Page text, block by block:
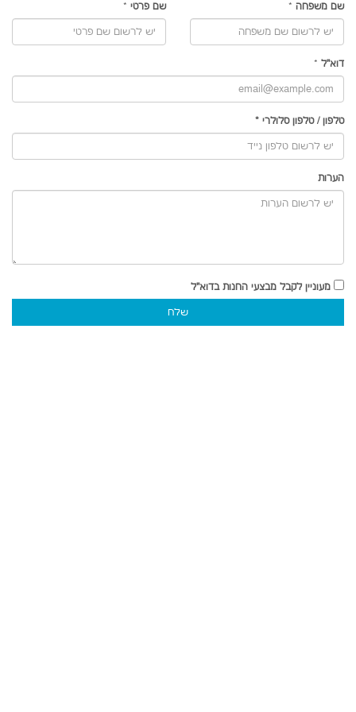
שם פרטי * שם משפחה *
דוא"ל *
טלפון /טלפון סלולרי *
הערות
מעוניין לקבל מבצעי החנות בדוא"ל